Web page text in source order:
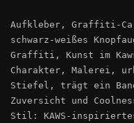
Aufkleber, Graffiti-
schwarz-weißes
Graffiti, Kunst im
Charakter, Malerei,
Stiefel, trägt ein
Zuversicht und
Stil: KAWS-